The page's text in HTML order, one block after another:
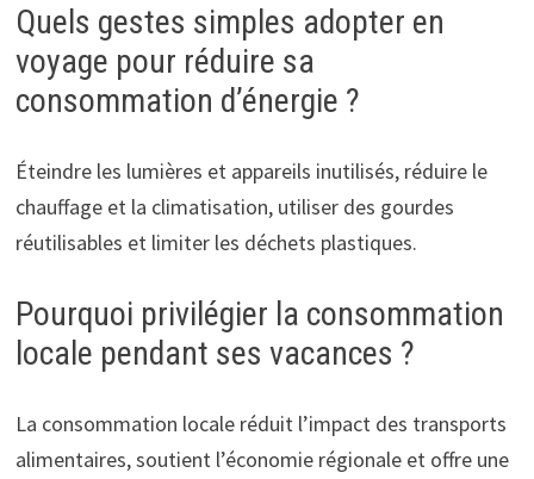
Quels gestes simples adopter en
voyage pour réduire sa
consommation d’énergie ?
Éteindre les lumières et appareils inutilisés, réduire le
chauffage et la climatisation, utiliser des gourdes
réutilisables et limiter les déchets plastiques.
Pourquoi privilégier la consommation
locale pendant ses vacances ?
La consommation locale réduit l’impact des transports
alimentaires, soutient l’économie régionale et offre une